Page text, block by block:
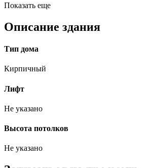
Показать еще
Описание здания
Тип дома
Кирпичный
Лифт
Не указано
Высота потолков
Не указано